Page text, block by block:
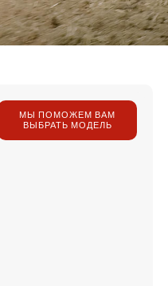
МЫ ПОМОЖЕМ ВАМ
ВЫБРАТЬ МОДЕЛЬ